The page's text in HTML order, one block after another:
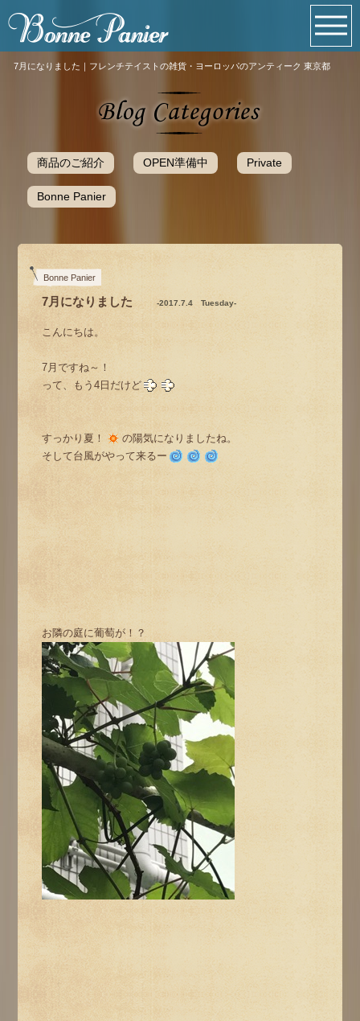
7月になりました｜フレンチテイストの雑貨・ヨーロッパのアンティーク 東京都
商品のご紹介 OPEN準備中 Private
Bonne Panier
Bonne Panier
7月になりました -2017.7.4 Tuesday-
こんにちは。
7月ですね～！
って、もう4日だけど
すっかり夏！
の陽気になりましたね。
そして台風がやって来るー
お隣の庭に葡萄が！？